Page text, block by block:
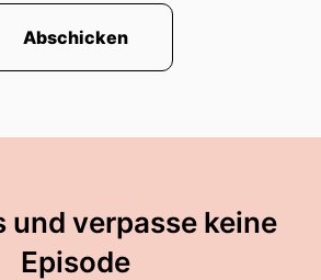
Abschicken
und verpasse keine
Episode